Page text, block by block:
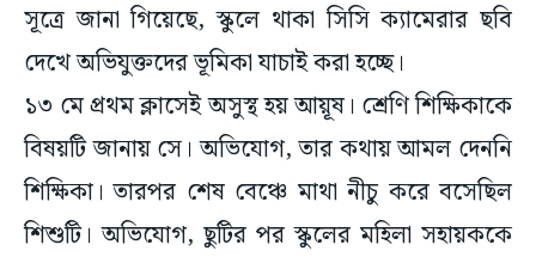
সূত্রে জানা গিয়েছে, স্কুলে থাকা সিসি ক্যামেরার ছবি
দেখে অভিযুক্তদের ভূমিকা যাচাই করা হচ্ছে।
১৩ মে প্রথম ক্লাসেই অসুস্থ হয় আয়ূষ। শ্রেণি শিক্ষিকাকে
বিষয়টি জানায় সে। অভিযোগ, তার কথায় আমল দেননি
শিক্ষিকা। তারপর শেষ বেঞ্চে মাথা নীচু করে বসেছিল
শিশুটি। অভিযোগ, ছুটির পর স্কুলের মহিলা সহায়ককে